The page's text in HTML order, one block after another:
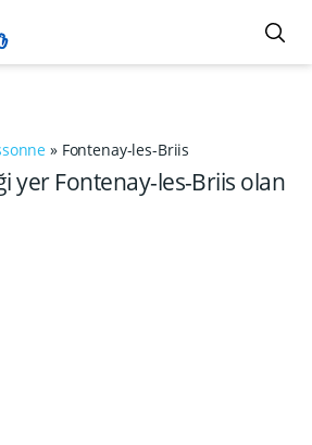
» Fontenay-les-Briis
yer Fontenay-les-Briis olan